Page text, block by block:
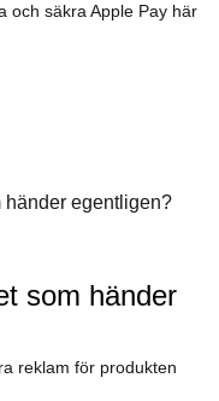
och säkra Apple Pay här
som händer
reklam för produkten